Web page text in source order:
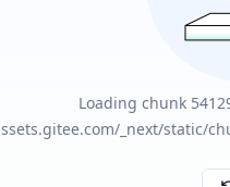
Loading chunk
_next/static/